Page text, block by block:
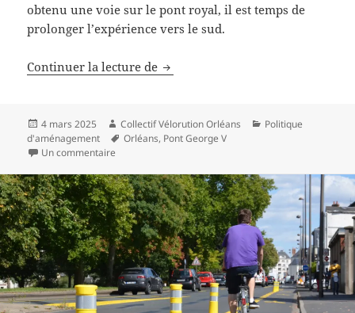
obtenu une voie sur le pont royal, il est temps de
prolonger l’expérience vers le sud.
Continuer la lecture de Signez la pétition pour un
Publié
le
4 mars 2025 Auteur
Collectif Vélorution Orléans Catégories
Politique
d'aménagement
Mots-
Orléans, Pont George V
Un commentaire